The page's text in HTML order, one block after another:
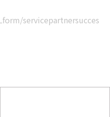
servicepartnersucces